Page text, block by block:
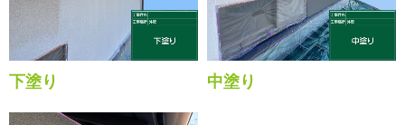
下塗り 中塗り